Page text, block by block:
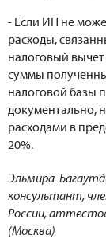
- Если ИП не
расходы,
налоговый
суммы
налоговой базы
документально,
расходами в
20%.
Эльмира
консультант,
России,
(Москва)